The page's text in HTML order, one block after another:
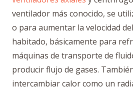
ventilador más conocido, se
o para aumentar la velocidad
habitado, básicamente para
máquinas de transporte de
producir flujo de gases.
intercambiar calor como un